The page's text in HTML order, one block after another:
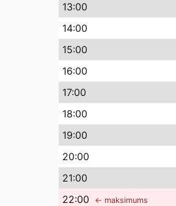
13:00
14:00
15:00
16:00
17:00
18:00
19:00
20:00
21:00
22:00 ← maksimums